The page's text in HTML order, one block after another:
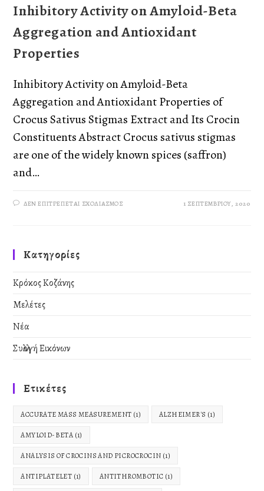
Inhibitory Activity on Amyloid-Beta
Aggregation and Antioxidant
Properties
Inhibitory Activity on Amyloid-Beta
Aggregation and Antioxidant Properties of
Crocus Sativus Stigmas Extract and Its Crocin
Constituents Abstract Crocus sativus stigmas
are one of the widely known spices (saffron)
and…
ΔΕΝ ΕΠΙΤΡΈΠΕΤΑΙ ΣΧΟΛΙΑΣΜΌΣ 1 ΣΕΠΤΕΜΒΡΊΟΥ, 2020
Kατηγορίες
Κρόκος Κοζάνης
Μελέτες
Νέα
Συλλογή Εικόνων
Ετικέτες
ACCURATE MASS MEASUREMENT (1) ALZHEIMER'S (1)
AMYLOID-BETA (1)
ANALYSIS OF CROCINS AND PICROCROCIN (1)
ANTIPLATELET (1) ANTITHROMBOTIC (1)